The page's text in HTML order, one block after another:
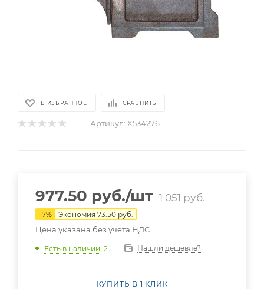
В ИЗБРАННОЕ СРАВНИТЬ
Артикул: X534276
977.50 руб./шт 1 051руб.
-7% Экономия 73.50 руб.
Цена указана без учета НДС
Есть в наличии: 2 Нашли дешевле?
КУПИТЬ В 1 КЛИК